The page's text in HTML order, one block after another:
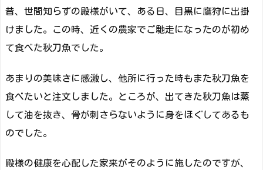
昔、世間知らずの殿様がいて、ある日、目黒に鷹狩に出掛
けました。この時、近くの農家でご馳走になったのが初め
て食べた秋刀魚でした。
あまりの美味さに感激し、他所に行った時もまた秋刀魚を
食べたいと注文しました。ところが、出てきた秋刀魚は蒸
して油を抜き、骨が刺さらないように身をほぐしてあるも
のでした。
殿様の健康を心配した家来がそのように施したのですが、